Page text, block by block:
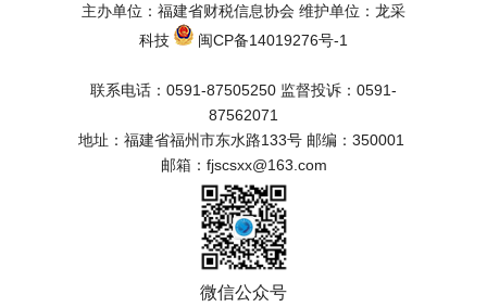
主办单位：福建省财税信息协会 维护单位： 龙采
科技
闽CP备14019276号-1
联系电话：0591-87505250 监督投诉：0591-
87562071
地址：福建省福州市东水路133号 邮编：350001
邮箱：fjscsxx@163.com
微信公众号